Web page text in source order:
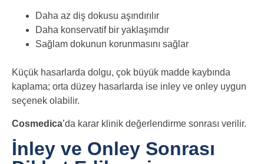
Daha az diş dokusu aşındırılır
Daha konservatif bir yaklaşımdır
Sağlam dokunun korunmasını sağlar
Küçük hasarlarda dolgu, çok büyük madde kaybında
kaplama; orta düzey hasarlarda ise inley ve onley uygun
seçenek olabilir.
Cosmedica’da karar klinik değerlendirme sonrası verilir.
İnley ve Onley Sonrası